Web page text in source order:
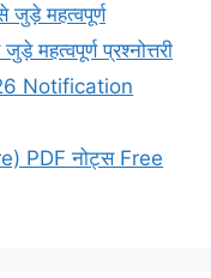
जुड़े महत्वपूर्ण
महत्वपूर्ण प्रश्नोत्तरी
Notification
PDF नोट्स Free